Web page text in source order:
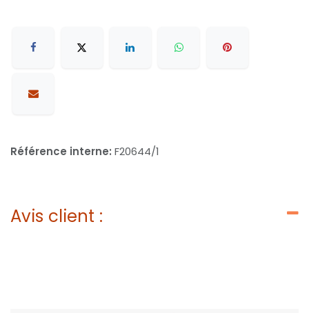
Référence interne: F20644/1
Avis client :